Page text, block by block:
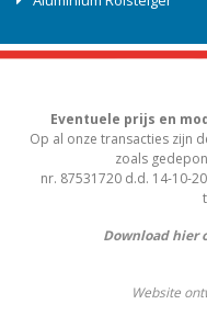
Eventuele prijs en
Op al onze transacties zijn
zoals
nr. 87531720 d.d. 14-10-
Download hier
Website